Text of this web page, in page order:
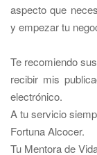
aspecto que
y empezar tu
Te recomiendo
recibir mis
electrónico.
A tu servicio
Fortuna Alcocer.
Tu Mentora de